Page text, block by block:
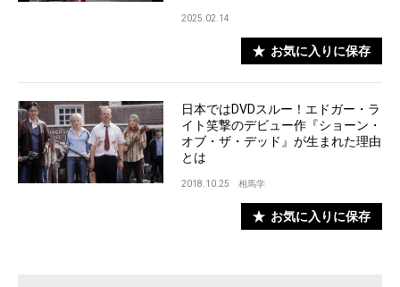
2025.02.14
お気に入りに保存
日本ではDVDスルー！エドガー・ラ
イト笑撃のデビュー作『ショーン・
オブ・ザ・デッド』が生まれた理由
とは
2018.10.25 相馬学
お気に入りに保存